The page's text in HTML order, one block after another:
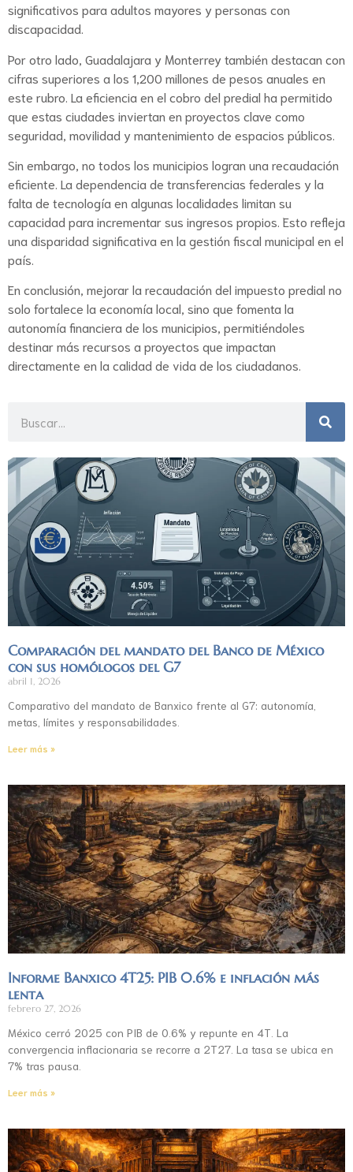
significativos para adultos mayores y personas con
discapacidad.
Por otro lado, Guadalajara y Monterrey también destacan con
cifras superiores a los 1,200 millones de pesos anuales en
este rubro. La eficiencia en el cobro del predial ha permitido
que estas ciudades inviertan en proyectos clave como
seguridad, movilidad y mantenimiento de espacios públicos.
Sin embargo, no todos los municipios logran una recaudación
eficiente. La dependencia de transferencias federales y la
falta de tecnología en algunas localidades limitan su
capacidad para incrementar sus ingresos propios. Esto refleja
una disparidad significativa en la gestión fiscal municipal en el
país.
En conclusión, mejorar la recaudación del impuesto predial no
solo fortalece la economía local, sino que fomenta la
autonomía financiera de los municipios, permitiéndoles
destinar más recursos a proyectos que impactan
directamente en la calidad de vida de los ciudadanos.
Comparación del mandato del Banco de México
con sus homólogos del G7
abril 1, 2026
Comparativo del mandato de Banxico frente al G7: autonomía,
metas, límites y responsabilidades.
Leer más »
Informe Banxico 4T25: PIB 0.6% e inflación más
lenta
febrero 27, 2026
México cerró 2025 con PIB de 0.6% y repunte en 4T. La
convergencia inflacionaria se recorre a 2T27. La tasa se ubica en
7% tras pausa.
Leer más »